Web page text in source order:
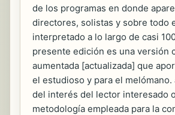
de los programas en donde
directores, solistas y sobre todo
interpretado a lo largo de casi
presente edición es una versión
aumentada [actualizada] que
el estudioso y para el melómano.
del interés del lector interesado
metodología empleada para la